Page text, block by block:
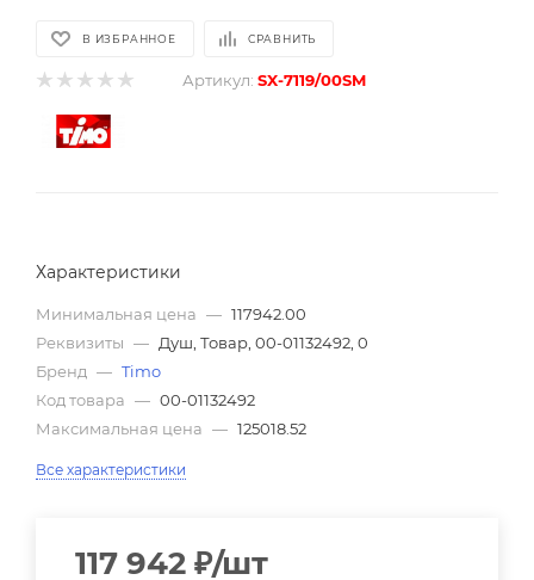
В ИЗБРАННОЕ СРАВНИТЬ
Артикул: SX-7119/00SM
Характеристики
Минимальная цена — 117942.00
Реквизиты — Душ, Товар, 00-01132492, 0
Бренд — Timo
Код товара — 00-01132492
Максимальная цена — 125018.52
Все характеристики
117 942 ₽/шт